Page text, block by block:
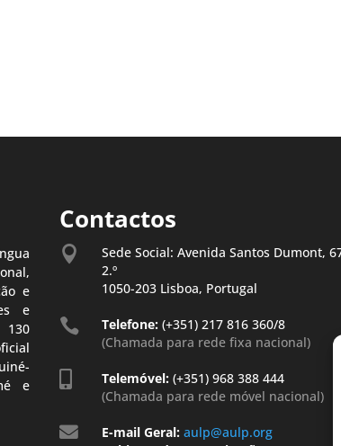
e
e
e
Contactos

Sede Social: Avenida Santos Dumont,
2.º
1050-203 Lisboa, Portugal
 Telefone: (+351) 217 816 360/8
(Chamada para rede fixa nacional)
 Telemóvel: (+351) 968 388 444
(Chamada para rede móvel nacional)
 E-mail Geral: aulp@aulp.org